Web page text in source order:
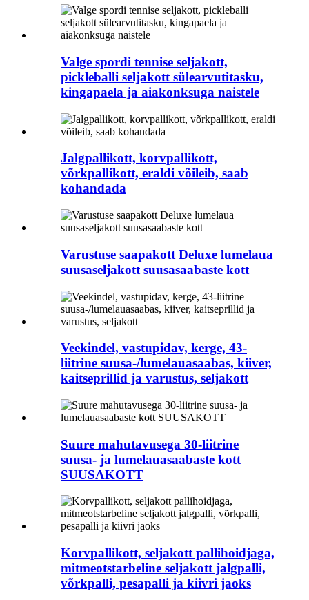
Valge spordi tennise seljakott,
pickleballi seljakott sülearvutitasku,
kingapaela ja aiakonksuga naistele
Jalgpallikott, korvpallikott,
võrkpallikott, eraldi võileib, saab
kohandada
Varustuse saapakott Deluxe lumelaua
suusaseljakott suusasaabaste kott
Veekindel, vastupidav, kerge, 43-
liitrine suusa-/lumelauasaabas, kiiver,
kaitseprillid ja varustus, seljakott
Suure mahutavusega 30-liitrine
suusa- ja lumelauasaabaste kott
SUUSAKOTT
Korvpallikott, seljakott pallihoidjaga,
mitmeotstarbeline seljakott jalgpalli,
võrkpalli, pesapalli ja kiivri jaoks